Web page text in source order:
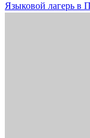
Языковой лагерь в